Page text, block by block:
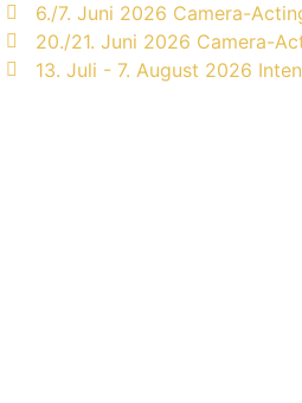
6./7. Juni 2026 Camera-
20./21. Juni 2026 Camera-
13. Juli - 7. August 2026